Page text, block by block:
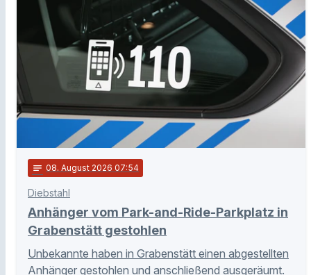
notes 08. August 2026 07:54
Diebstahl
Anhänger vom Park-and-Ride-Parkplatz in
Grabenstätt gestohlen
Unbekannte haben in Grabenstätt einen abgestellten
Anhänger gestohlen und anschließend ausgeräumt.